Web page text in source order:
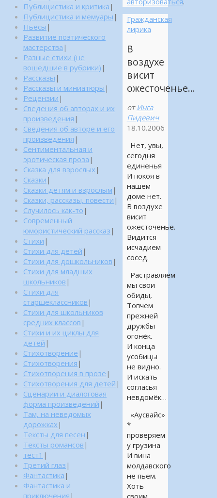
Гражданская
лирика
В
воздухе
висит
ожесточенье…
от Инга
Пидевич
18.10.2006
Нет, увы,
сегодня
единенья
И покоя в
нашем
доме нет.
В воздухе
висит
ожесточенье.
Видится
исчадием
сосед.
Растравляем
мы свои
обиды,
Топчем
прежней
дружбы
огонёк.
И конца
усобицы
не видно.
И искать
согласья
невдомёк…
«Аусвайс»
*
проверяем
у грузина
И вина
молдавского
не пьём.
Хоть
Публицистика и критика |
Публицистика и мемуары |
Пьесы |
Развитие поэтического
мастерства |
Разные стихи (не
вошедшие в рубрики) |
Рассказы |
Рассказы и миниатюры |
Рецензии |
Сведения об авторах и их
произведения |
Сведения об авторе и его
произведения |
Сентиментальная и
эротическая проза |
Сказка для взрослых |
Сказки |
Сказки детям и взрослым |
Сказки, рассказы, повести |
Случилось как-то |
Современный
юмористический рассказ |
Стихи |
Стихи для детей |
Стихи для дошкольников |
Стихи для младших
школьников |
Стихи для
старшеклассников |
Стихи для школьников
средних классов |
Стихи и их циклы для
детей |
Стихотворение |
Стихотворения |
Стихотворения в прозе |
Стихотворения для детей |
Сценарии и диалоговая
форма произведений |
Там, на неведомых
дорожках |
Тексты для песен |
Тексты романсов |
тест1 |
Третий глаз |
Фантастика |
Фантастика и
приключения |